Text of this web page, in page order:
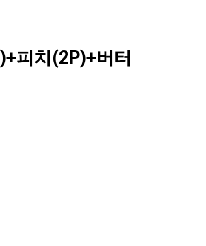
피치(2P)+버터